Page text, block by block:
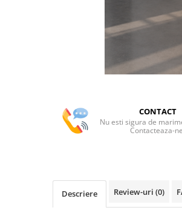
CONTACT
Nu esti sigura de
Contacteaza-
Descriere Review-uri (0)